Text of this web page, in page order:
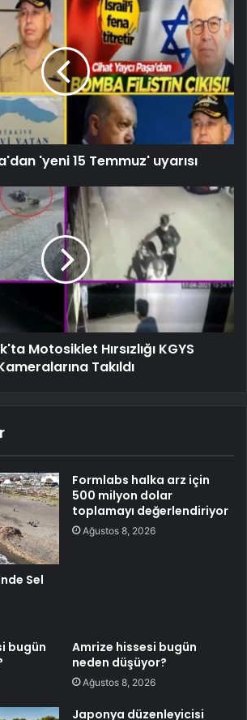
'yeni 15 Temmuz' uyarısı
Motosiklet Hırsızlığı KGYS
Takıldı
Sel
Formlabs halka arz için
500 milyon dolar
toplamayı değerlendiriyor
Ağustos 8, 2026
bugün
Amrize hissesi bugün
neden düşüyor?
Ağustos 8, 2026
Japonya düzenleyicisi